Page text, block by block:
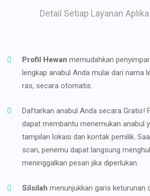
Detail Setiap Layanan
Profil Hewan memudahkan
lengkap anabul Anda mulai dari nama
ras, secara otomatis.
Daftarkan anabul Anda secara Gratis!
dapat membantu menemukan anabul
tampilan lokasi dan kontak pemilik.
scan, penemu dapat langsung
meninggalkan pesan jika diperlukan.
Silsilah menunjukkan garis keturunan